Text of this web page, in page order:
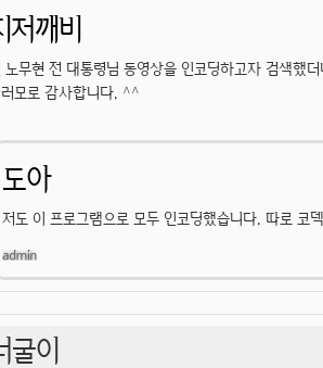
저깨비
노무현 전 대통령님 동영상을 인코딩하고자 검색했
러모로 감사합니다. ^^
도아
저도 이 프로그램으로 모두 인코딩했습니다. 따로 코
굴이